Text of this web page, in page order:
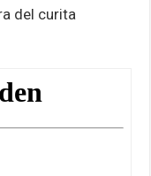
del curita